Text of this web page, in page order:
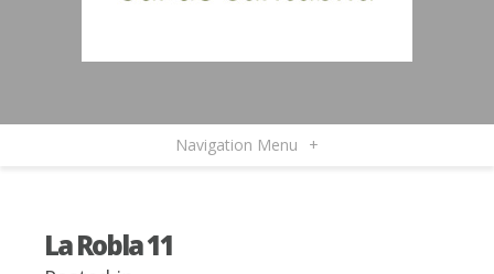
Navigation Menu +
La Robla 11